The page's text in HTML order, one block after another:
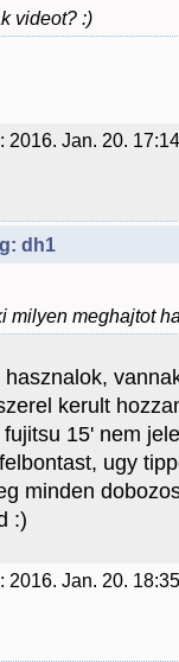
videot? :)
2016. Jan. 20.
dh1
milyen meghajtot
hasznalok,
kerult
15' nem
ugy
minden
:)
2016. Jan. 20. 18:35